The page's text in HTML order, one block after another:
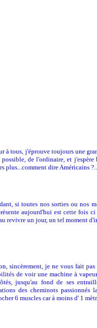
à tous, j'éprouve toujours une
possible, de l'ordinaire, et j'espère
plus...comment dire Américains
si toutes nos sorties ou nos
aujourd'hui est cette fois
revivre un jour, un tel moment
sincèrement, je ne vous fait
de voir une machine à
jusqu'au fond de ses
des cheminots
6 muscles car à moins d' 1